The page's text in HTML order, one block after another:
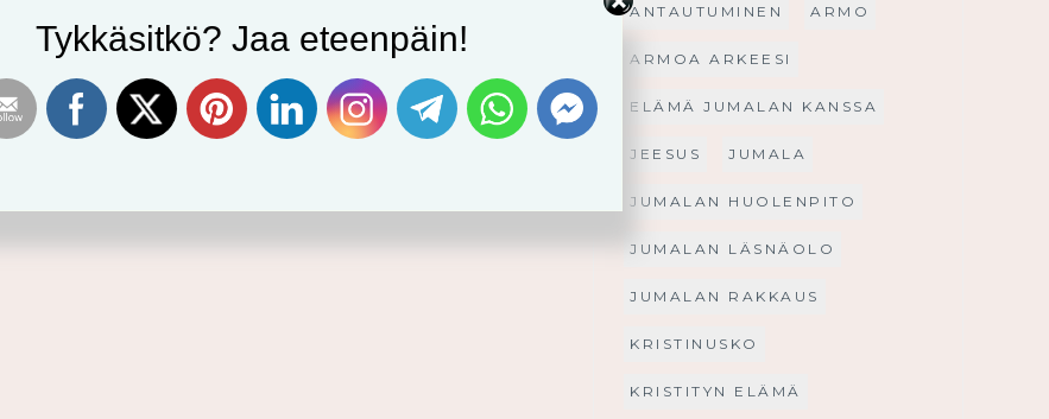
ANTAUTUMINEN ARMO
ARMOA ARKEESI
ELÄMÄ JUMALAN KANSSA
JEESUS JUMALA
JUMALAN HUOLENPITO
JUMALAN LÄSNÄOLO
JUMALAN RAKKAUS
KRISTINUSKO
KRISTITYN ELÄMÄ
Tykkäsitkö? Jaa eteenpäin!